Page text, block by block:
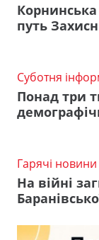
путь
Суботня
Понад три
Гарячі новини
На війні